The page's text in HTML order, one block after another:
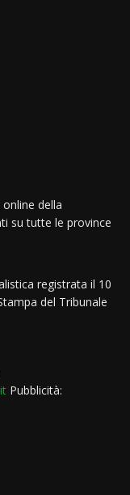
della
su tutte le province
registrata il 10
del Tribunale
Pubblicità: